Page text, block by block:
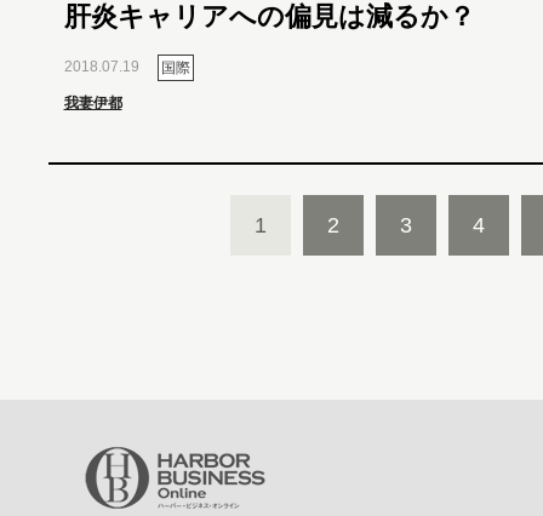
肝炎キャリアへの偏見は減るか？
2018.07.19 国際
我妻伊都
1 2 3 4